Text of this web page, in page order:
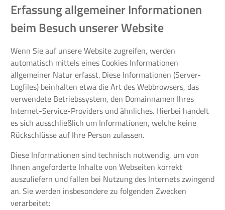
Erfassung allgemeiner Informationen
beim Besuch unserer Website
Wenn Sie auf unsere Website zugreifen, werden
automatisch mittels eines Cookies Informationen
allgemeiner Natur erfasst. Diese Informationen (Server-
Logfiles) beinhalten etwa die Art des Webbrowsers, das
verwendete Betriebssystem, den Domainnamen Ihres
Internet-Service-Providers und ähnliches. Hierbei handelt
es sich ausschließlich um Informationen, welche keine
Rückschlüsse auf Ihre Person zulassen.
Diese Informationen sind technisch notwendig, um von
Ihnen angeforderte Inhalte von Webseiten korrekt
auszuliefern und fallen bei Nutzung des Internets zwingend
an. Sie werden insbesondere zu folgenden Zwecken
verarbeitet: